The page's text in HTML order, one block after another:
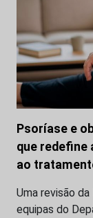
Psoríase e
que redefine
ao
Uma revisão
equipas do